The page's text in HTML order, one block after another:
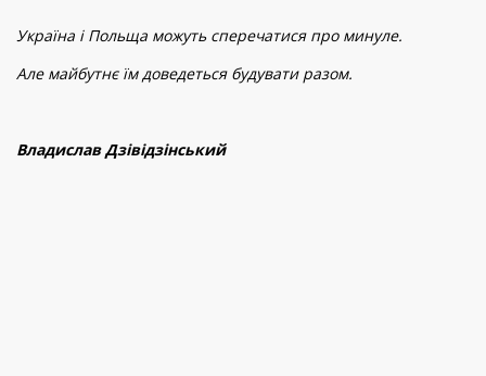
Україна і Польща можуть сперечатися про минуле.
Але майбутнє їм доведеться будувати разом.
Владислав Дзівідзінський